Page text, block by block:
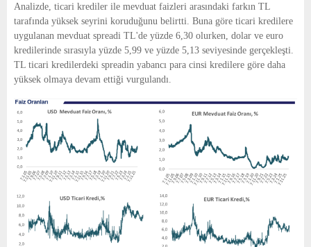
Analizde, ticari krediler ile mevduat faizleri arasındaki farkın TL
tarafında yüksek seyrini koruduğunu belirtti. Buna göre ticari kredilere
uygulanan mevduat spreadi TL'de yüzde 6,30 olurken, dolar ve euro
kredilerinde sırasıyla yüzde 5,99 ve yüzde 5,13 seviyesinde gerçekleşti.
TL ticari kredilerdeki spreadin yabancı para cinsi kredilere göre daha
yüksek olmaya devam ettiği vurgulandı.